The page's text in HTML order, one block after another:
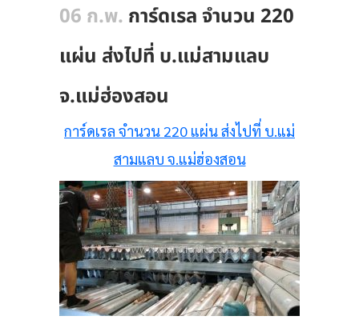
06 ก.พ. การ์ดเรล จำนวน 220
แผ่น ส่งไปที่ บ.แม่สามแลบ
จ.แม่ฮ่องสอน
การ์ดเรล จำนวน 220 แผ่น ส่งไปที่ บ.แม่
สามแลบ จ.แม่ฮ่องสอน